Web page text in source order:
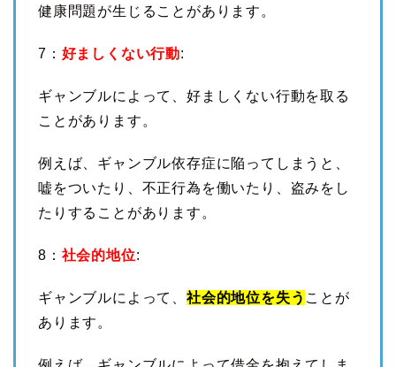
健康問題が生じることがあります。
7： 好ましくない行動:
ギャンブルによって、好ましくない行動を取る
ことがあります。
例えば、ギャンブル依存症に陥ってしまうと、
嘘をついたり、不正行為を働いたり、盗みをし
たりすることがあります。
8： 社会的地位:
ギャンブルによって、 社会的地位を失う ことが
あります。